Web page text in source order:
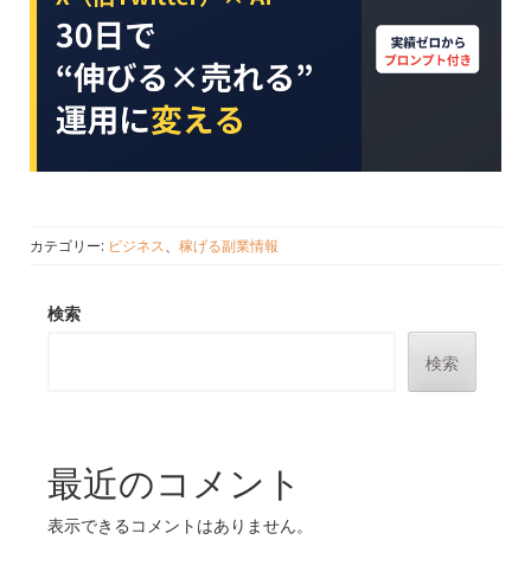
カテゴリー: ビジネス、 稼げる副業情報
検索
検索
最近のコメント
表示できるコメントはありません。